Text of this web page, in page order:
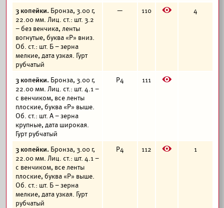
3 копейки. Бронза, 3.00 г,
22.00 мм. Лиц. ст.: шт. 3.2
– без венчика, ленты
вогнутые, буква «Р» вниз.
Об. ст.: шт. Б – зерна
мелкие, дата узкая. Гурт
рубчатый
— 110 E 4
3 копейки. Бронза, 3.00 г,
22.00 мм. Лиц. ст.: шт. 4.1 –
с венчиком, все ленты
плоские, буква «Р» выше.
Об. ст.: шт. А – зерна
крупные, дата широкая.
Гурт рубчатый
Р4 111 E
3 копейки. Бронза, 3.00 г,
22.00 мм. Лиц. ст.: шт. 4.1 –
с венчиком, все ленты
плоские, буква «Р» выше.
Об. ст.: шт. Б – зерна
мелкие, дата узкая. Гурт
рубчатый
Р4 112 E 1